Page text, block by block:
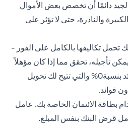
دائمًا أن تخصص بعض الأموال
والنادرة، حتى لا تؤثر على
تحمل تكاليفها بالكامل على الفور -
تأجيله، تحقق مما إذا كان مؤهلاً
لصفقات التقسيط بدون فوائد بنسبة0% والتي تتيح لك تحويل
فوائد.
بطاقة الائتمان الخاصة بك. عامل
قرض البنك بنفس المبلغ.